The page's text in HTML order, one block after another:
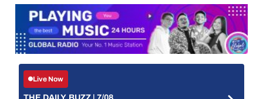
Live Now